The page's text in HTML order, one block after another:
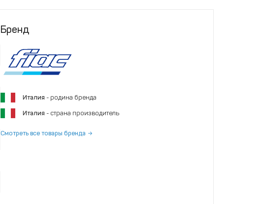
Бренд
Италия - родина бренда
Италия - страна производитель
Смотреть все товары бренда